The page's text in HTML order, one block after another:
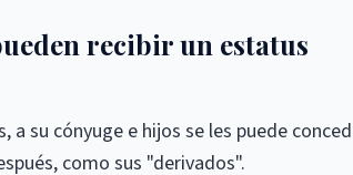
recibir un estatus
su cónyuge e hijos se les puede
como sus "derivados".